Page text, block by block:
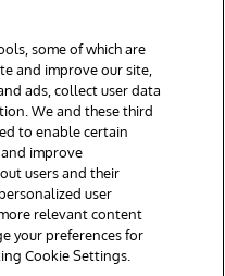
Boston, MA. Alle Rechte
Erklärung zum Datenschutz
Barrierefreiheit
some of which are
and improve our site,
ads, collect user data
We and these third
to enable certain
improve
users and their
user
relevant content
your preferences for
Cookie Settings.